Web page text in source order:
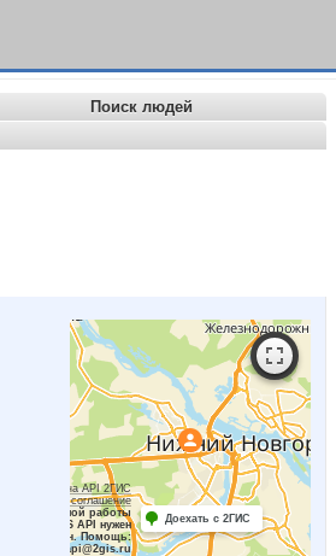
Поиск людей
Работает на API 2ГИС
Лицензионное соглашение
Для корректной работы
Raster JS API нужен
ключ. Помощь:
api@2gis.ru
Доехать с 2ГИС